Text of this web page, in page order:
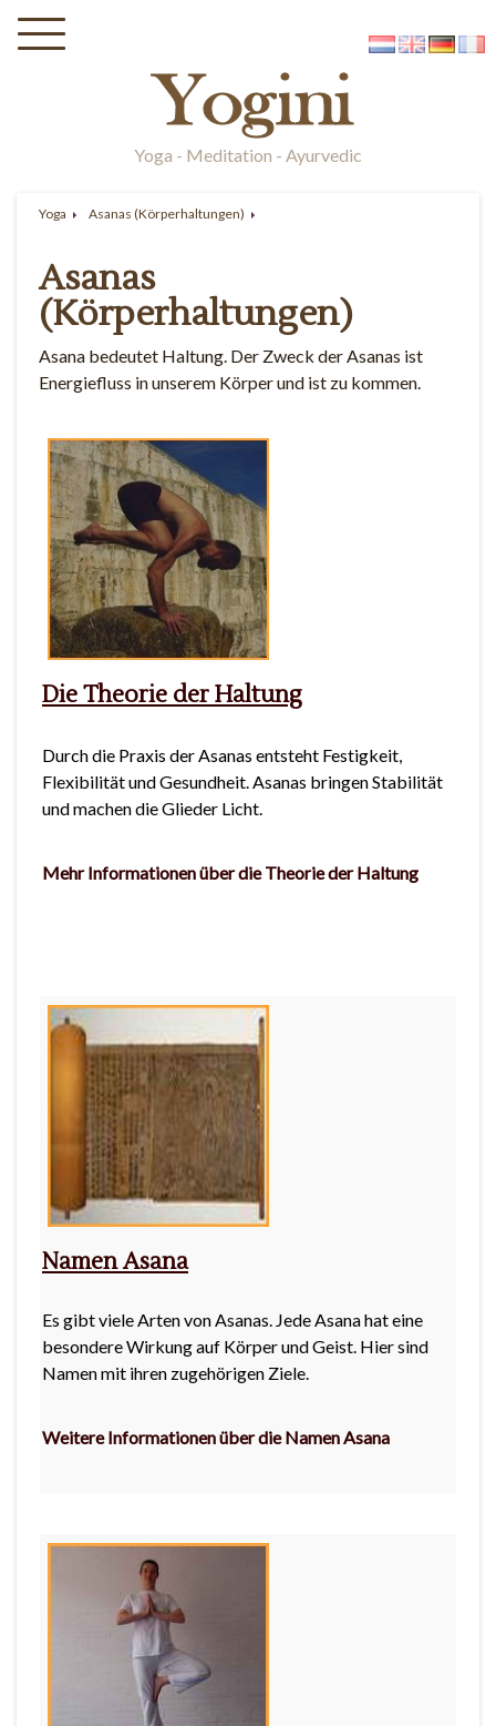
Yoga - Meditation - Ayurvedic
Yoga Asanas (Körperhaltungen)
Asanas
(Körperhaltungen)
Asana bedeutet Haltung. Der Zweck der Asanas ist
Energiefluss in unserem Körper und ist zu kommen.
Die Theorie der Haltung
Durch die Praxis der Asanas entsteht Festigkeit,
Flexibilität und Gesundheit. Asanas bringen Stabilität
und machen die Glieder Licht.
Mehr Informationen über die Theorie der Haltung
Namen Asana
Es gibt viele Arten von Asanas. Jede Asana hat eine
besondere Wirkung auf Körper und Geist. Hier sind
Namen mit ihren zugehörigen Ziele.
Weitere Informationen über die Namen Asana